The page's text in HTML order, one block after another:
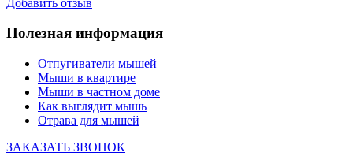
Полезная информация
Отпугиватели мышей
Мыши в квартире
Мыши в частном доме
Как выглядит мышь
Отрава для мышей
ЗАКАЗАТЬ ЗВОНОК